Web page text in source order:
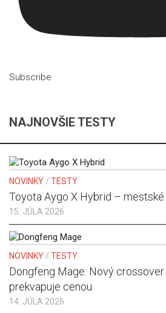
Subscribe
NAJNOVŠIE TESTY
NOVINKY/ TESTY
Toyota Aygo X Hybrid –
15. JÚLA 2026
NOVINKY/ TESTY
Dongfeng Mage: Nový
prekvapuje cenou
14. JÚLA 2026